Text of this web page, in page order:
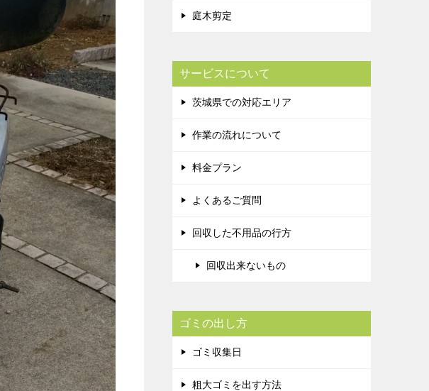
庭木剪定
サービスについて
茨城県での対応エリア
作業の流れについて
料金プラン
よくあるご質問
回収した不用品の行方
回収出来ないもの
ゴミの出し方
ゴミ収集日
粗大ゴミを出す方法